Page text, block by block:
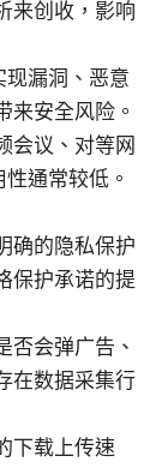
来创收，影响
漏洞、恶意
来安全风险。
会议、对等网
通常较低。
确的隐私保护
保护承诺的提
否会弹广告、
在数据采集行
下载上传速